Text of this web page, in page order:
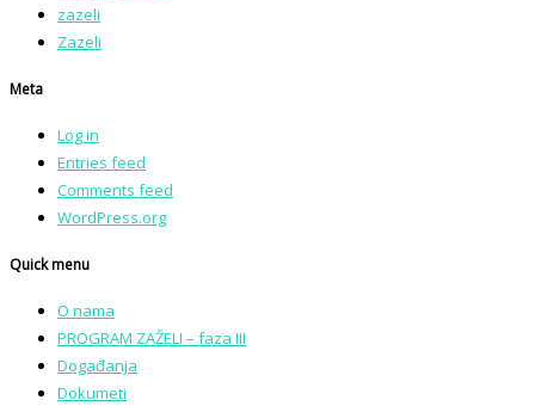
zazeli
Zazeli
Meta
Log in
Entries feed
Comments feed
WordPress.org
Quick menu
O nama
PROGRAM ZAŽELI – faza III
Događanja
Dokumeti